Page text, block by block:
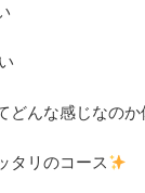
どんな感じなの
タリのコース